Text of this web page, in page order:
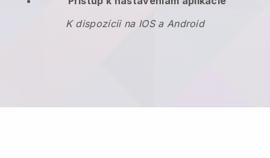
K dispozícii na IOS a Android